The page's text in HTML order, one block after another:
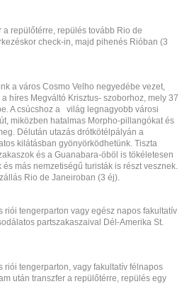
repülőtérre, repülés tovább Rio de
check-in, majd pihenés Rióban (3
a város Cosmo Velho negyedébe vezet,
híres Megváltó Krisztus- szoborhoz, mely 37
A csúcshoz a világ legnagyobb városi
miközben hatalmas Morpho-pillangókat és
Délután utazás drótkötélpályán a
kilátásban gyönyörködhetünk. Tiszta
és a Guanabara-öböl is tökéletesen
más nemzetiségű turisták is részt vesznek.
Rio de Janeiroban (3 éj).
riói tengerparton vagy egész napos fakultatív
partszakaszaival Dél-Amerika St.
riói tengerparton, vagy fakultatív félnapos
után transzfer a repülőtérre, repülés egy